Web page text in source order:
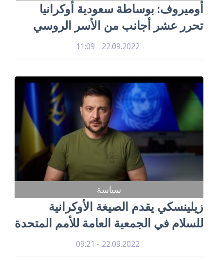
أوميروف: بوساطة سعودية أوكرانيا
تحرر عشر أجانب من الأسر الروسي
22.09.2022 - 11:09
سياسة
زيلينسكي يقدم الصيغة الأوكرانية
للسلام في الجمعية العامة للأمم المتحدة
22.09.2022 - 09:21